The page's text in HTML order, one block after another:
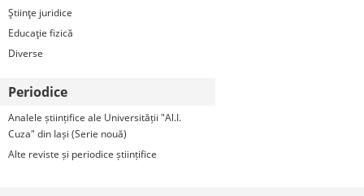
Ştiinţe juridice
Educaţie fizică
Diverse
Periodice
Analele științifice ale Universității "Al.I.
Cuza" din Iași (Serie nouă)
Alte reviste și periodice științifice